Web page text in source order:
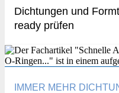
Dichtungen und
ready prüfen
IMMER MEHR